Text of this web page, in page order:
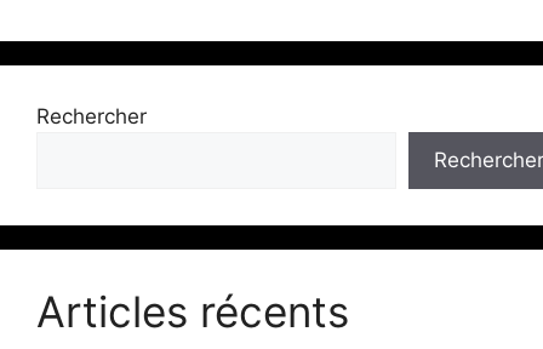
Rechercher
Rechercher
Articles récents